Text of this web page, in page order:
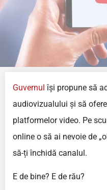
Guvernul își propune să
audiovizualului și să
platformelor video. Pe
online o să ai nevoie de
să-ți închidă canalul.
E de bine? E de rău?